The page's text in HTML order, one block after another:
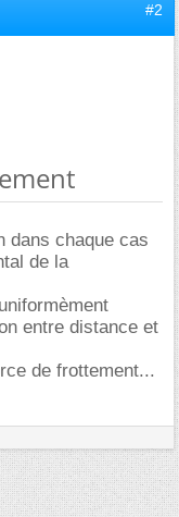
#2
dans chaque cas
de la
entre distance et
de frottement...